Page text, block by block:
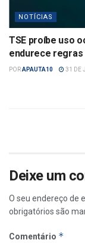
NOTÍCIAS
TSE proíbe uso
endurece regras
PORAPAUTA10 31 DE
Deixe um
O seu endereço de
obrigatórios são
Comentário *